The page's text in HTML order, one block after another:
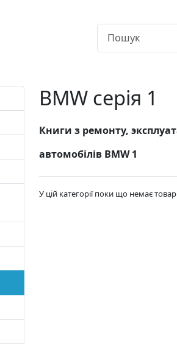
BMW серія 1
Книги з ремонту,
автомобілів BMW 1
У цій категорії поки що немає